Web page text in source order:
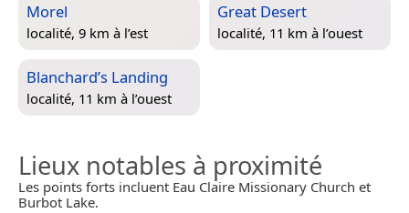
Morel
localité, 9 km à l’est
Great Desert
localité, 11 km à l’ouest
Blanchard’s Landing
localité, 11 km à l’ouest
Lieux notables à proximité
Les points forts incluent Eau Claire Missionary Church et
Burbot Lake.